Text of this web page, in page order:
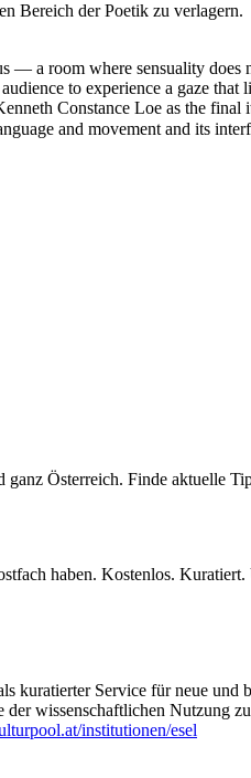
Bereich der Poetik zu verlagern.
— a room where sensuality does
to experience a gaze that
Constance Loe as the
and movement and its
Österreich. Finde aktuelle
haben. Kostenlos. Kuratiert.
Service für neue und
wissenschaftlichen Nutzung
institutionen/esel